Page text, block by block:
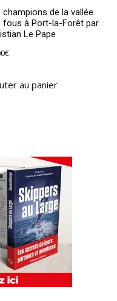
champions de la vallée
fous à Port-la-Forêt par
Le Pape
€
au panier